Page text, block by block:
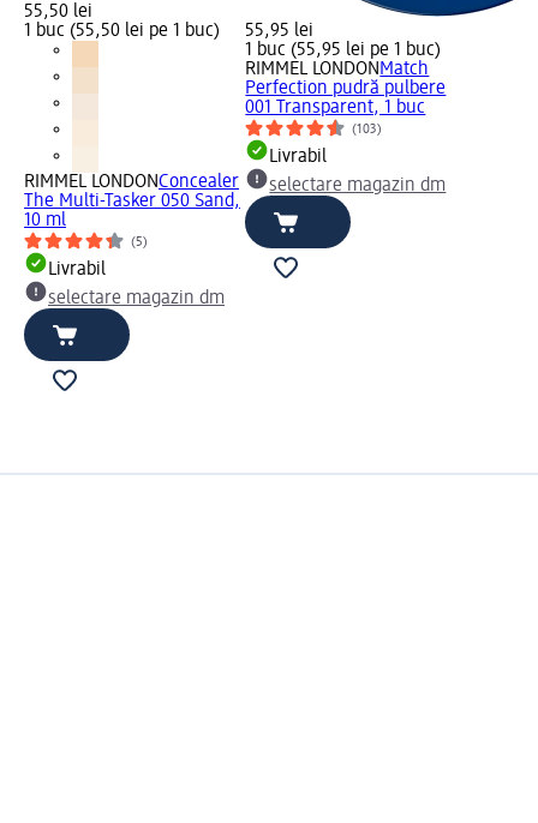
55,50 lei
1 buc (55,50 lei pe 1 buc)
RIMMEL LONDONConcealer
The Multi-Tasker 050 Sand,
10 ml
(5)
Livrabil
selectare magazin dm
55,95 lei
1 buc (55,95 lei pe 1 buc)
RIMMEL LONDON Match
Perfection pudră pulbere
001 Transparent, 1 buc
(103)
Livrabil
selectare magazin dm